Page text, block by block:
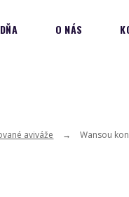
O NÁS
aviváže Wansou